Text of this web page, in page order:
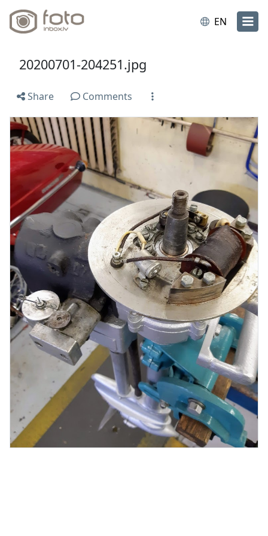
EN
20200701-204251.jpg
Share Comments